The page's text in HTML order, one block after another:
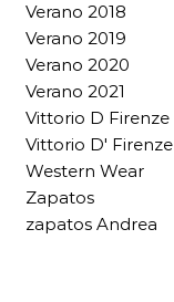
Verano 2018
Verano 2019
Verano 2020
Verano 2021
Vittorio D Firenze
Vittorio D' Firenze
Western Wear
Zapatos
zapatos Andrea